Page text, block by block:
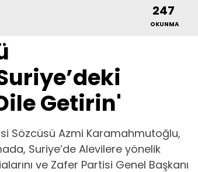
247
OKUNMA
Getirin'
Sözcüsü Azmi Karamahmutoğlu,
Suriye’de Alevilere yönelik
ve Zafer Partisi Genel Başkanı